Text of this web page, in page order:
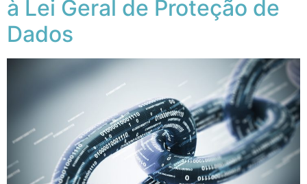
à Lei Geral de Proteção de
Dados